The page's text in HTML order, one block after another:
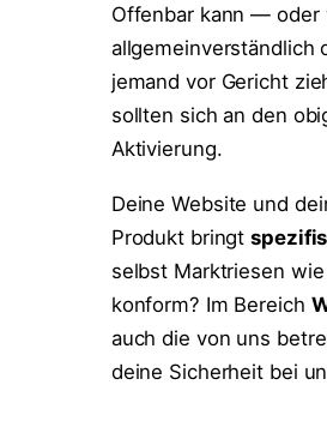
Offenbar kann — oder
allgemeinverständlich
jemand vor Gericht
sollten sich an den
Aktivierung.
Deine Website und
Produkt bringt
selbst Marktriesen
konform? Im Bereich
auch die von uns
deine Sicherheit bei